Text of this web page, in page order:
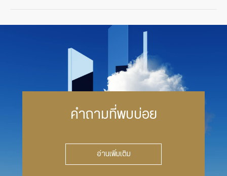
คำถามที่พบบ่อย
อ่านเพิ่มเติม